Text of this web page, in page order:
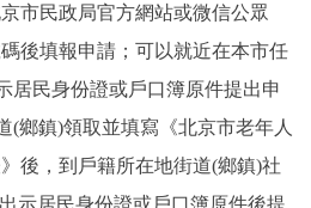
市民政局官方網站或微信公眾
後填報申請；可以就近在本市任
居民身份證或戶口簿原件提出申
(鄉鎮)領取並填寫《北京市老年人
後，到戶籍所在地街道(鄉鎮)社
示居民身份證或戶口簿原件後提